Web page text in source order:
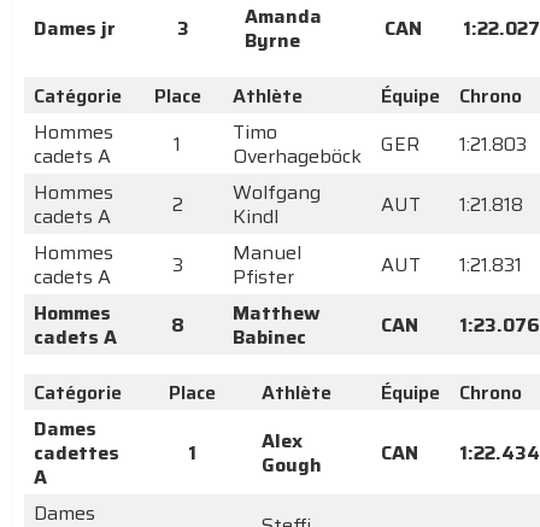
Dames jr
3
Amanda
Byrne
CAN 1:22.027
Catégorie Place Athlète Équipe
Chrono
Hommes
cadets A
1
Timo
Overhageböck
GER
1:21.803
Hommes
cadets A
2
Wolfgang
Kindl
AUT
1:21.818
Hommes
cadets A
3
Manuel
Pfister
AUT
1:21.831
Hommes
cadets A
8
Matthew
Babinec
CAN 1:23.076
Catégorie Place Athlète Équipe
Chrono
Dames
cadettes
A
1
Alex
Gough
CAN
1:22.434
Dames